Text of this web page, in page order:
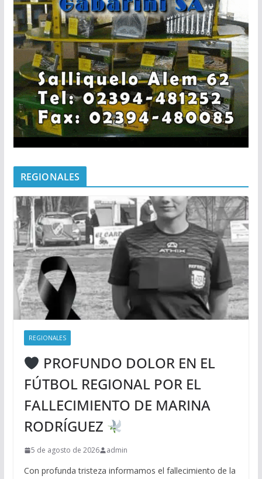
REGIONALES
REGIONALES
PROFUNDO DOLOR EN EL
FÚTBOL REGIONAL POR EL
FALLECIMIENTO DE MARINA
RODRÍGUEZ
5 de agosto de 2026 admin
Con profunda tristeza informamos el fallecimiento de la